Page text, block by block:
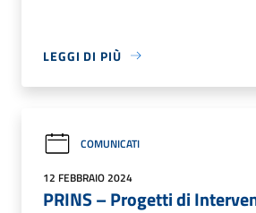
LEGGI DI PIÙ
COMUNICATI
12 FEBBRAIO 2024
PRINS – Progetti di